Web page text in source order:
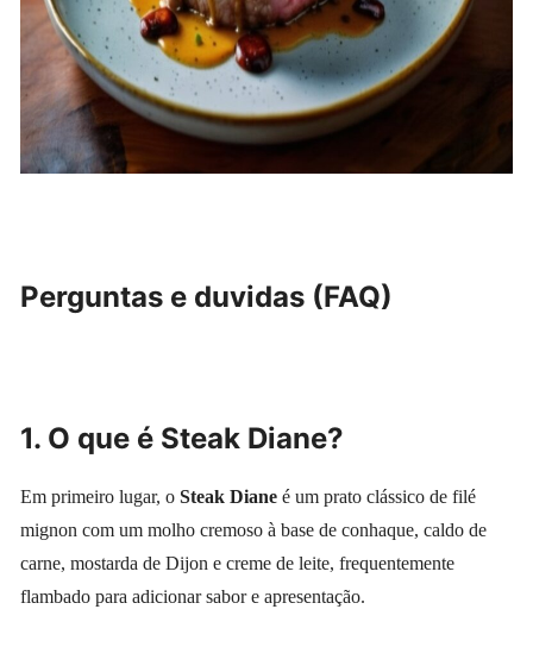
Perguntas e duvidas (FAQ)
1. O que é Steak Diane?
Em primeiro lugar, oSteak Diane é um prato clássico de filé
mignon com um molho cremoso à base de conhaque, caldo de
carne, mostarda de Dijon e creme de leite, frequentemente
flambado para adicionar sabor e apresentação.